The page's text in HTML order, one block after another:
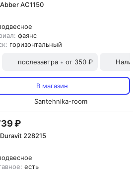
AC1150
фаянс
горизонтальный
послезавтра • от 350 ₽
В магазин
Santehnika-room
₽
228215
есть